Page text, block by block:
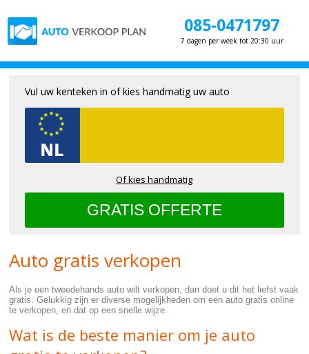
085-0471797
7 dagen per week tot 20:30 uur
Auto gratis verkopen
Als je een tweedehands auto wilt verkopen, dan doet u dit het liefst vaak
gratis. Gelukkig zijn er diverse mogelijkheden om een auto gratis online
te verkopen, en dat op een snelle wijze.
Wat is de beste manier om je auto
Vul uw kenteken in of kies handmatig uw auto
Of kies handmatig